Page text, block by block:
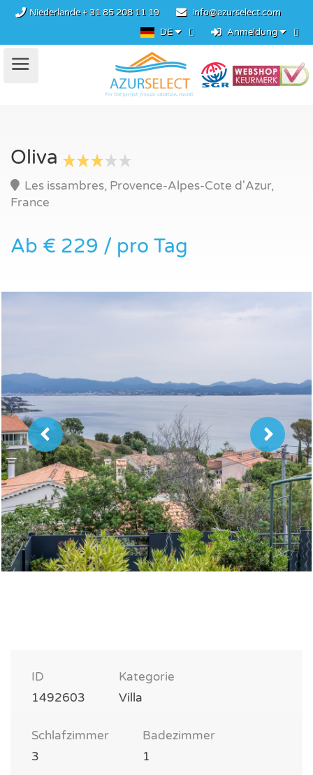
Niederlande+ 31 85 208 11 19
info@azurselect.com
DE
Anmeldung
Oliva
Les issambres, Provence-Alpes-Cote d'Azur,
France
Ab € 229 / pro Tag
ID
1492603
Kategorie
Villa
Schlafzimmer
3
Badezimmer
1